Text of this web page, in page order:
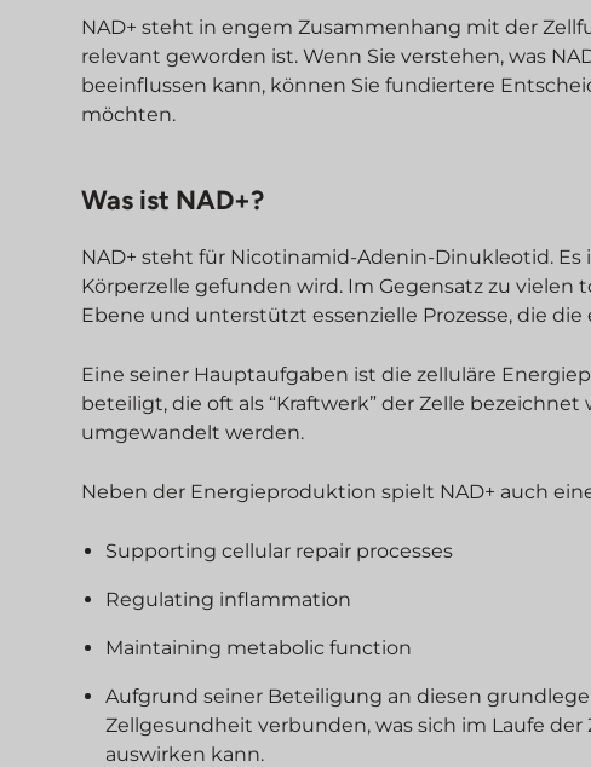
NAD+ steht in engem Zusammenhang mit der
relevant geworden ist. Wenn Sie verstehen, was
beeinflussen kann, können Sie fundiertere
möchten.
Was ist NAD+?
NAD+ steht für Nicotinamid-Adenin-Dinukleotid.
Körperzelle gefunden wird. Im Gegensatz zu
Ebene und unterstützt essenzielle Prozesse, die
Eine seiner Hauptaufgaben ist die zelluläre
beteiligt, die oft als “Kraftwerk” der Zelle
umgewandelt werden.
Neben der Energieproduktion spielt NAD+ auch
Supporting cellular repair processes
Regulating inflammation
Maintaining metabolic function
Aufgrund seiner Beteiligung an diesen
Zellgesundheit verbunden, was sich im Laufe
auswirken kann.